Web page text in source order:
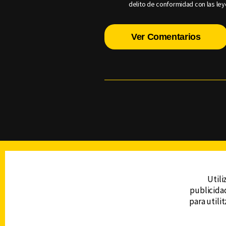
delito de conformidad con las
Ver Comentarios
DERECHOS RESERVADOS © CANAL 6 2026
Prohibida la reproducción total o parcial,
para